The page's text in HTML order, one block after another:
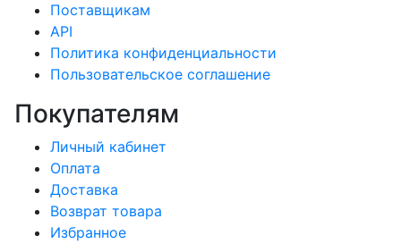
Поставщикам
API
Политика конфиденциальности
Пользовательское соглашение
Покупателям
Личный кабинет
Оплата
Доставка
Возврат товара
Избранное